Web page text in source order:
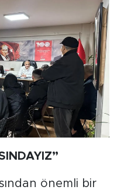
önemli bir